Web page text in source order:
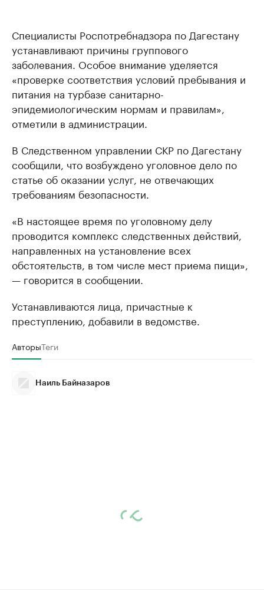
Специалисты Роспотребнадзора по Дагестану
устанавливают причины группового
заболевания. Особое внимание уделяется
«проверке соответствия условий пребывания и
питания на турбазе санитарно-
эпидемиологическим нормам и правилам»,
отметили в администрации.
В Следственном управлении СКР по Дагестану
сообщили, что возбуждено уголовное дело по
статье об оказании услуг, не отвечающих
требованиям безопасности.
«В настоящее время по уголовному делу
проводится комплекс следственных действий,
направленных на установление всех
обстоятельств, в том числе мест приема пищи»,
— говорится в сообщении.
Устанавливаются лица, причастные к
преступлению, добавили в ведомстве.
АвторыТеги
Наиль Байназаров